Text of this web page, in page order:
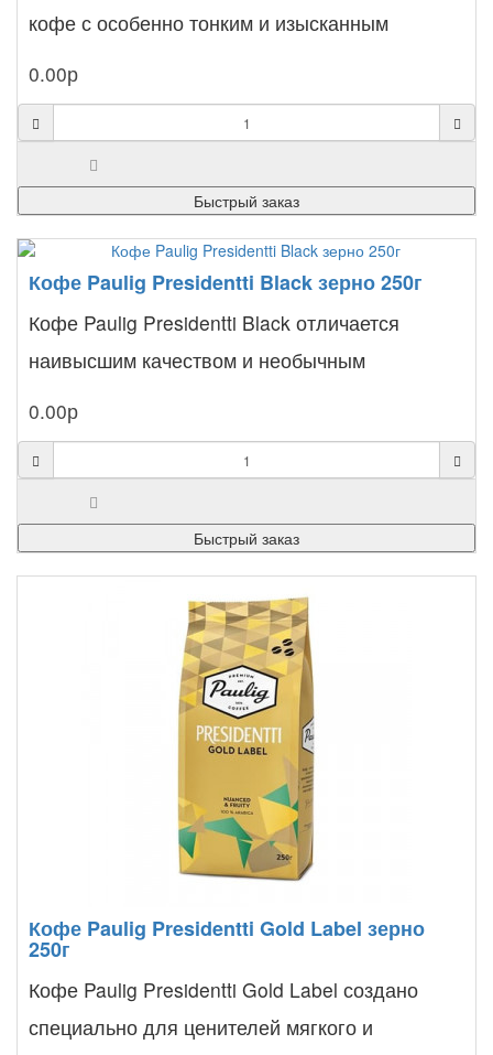
кофе с особенно тонким и изысканным
0.00р
Быстрый заказ
Кофе Paulig Presidentti Black зерно 250г
Кофе Paulig Presidentti Black отличается
наивысшим качеством и необычным
0.00р
Быстрый заказ
Кофе Paulig Presidentti Gold Label зерно
250г
Кофе Paulig Presidentti Gold Label создано
специально для ценителей мягкого и